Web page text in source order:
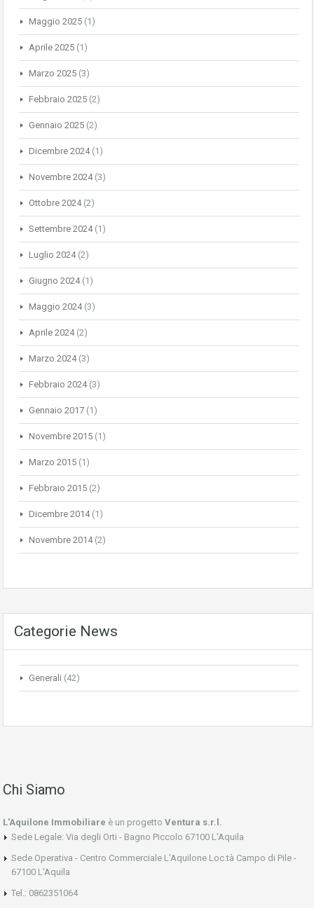
Maggio 2025 (1)
Aprile 2025 (1)
Marzo 2025 (3)
Febbraio 2025 (2)
Gennaio 2025 (2)
Dicembre 2024(1)
Novembre 2024(3)
Ottobre 2024(2)
Settembre 2024(1)
Luglio 2024(2)
Giugno 2024(1)
Maggio 2024(3)
Aprile 2024(2)
Marzo 2024(3)
Febbraio 2024(3)
Gennaio 2017 (1)
Novembre 2015 (1)
Marzo 2015 (1)
Febbraio 2015 (2)
Dicembre 2014(1)
Novembre 2014(2)
Categorie News
Generali (42)
Chi Siamo
L'Aquilone Immobiliare è un progetto Ventura s.r.l.
Sede Legale: Via degli Orti - Bagno Piccolo 67100 L'Aquila
Sede Operativa - Centro Commerciale L'Aquilone Loc.tà Campo di Pile -
67100 L'Aquila
Tel.: 0862351064